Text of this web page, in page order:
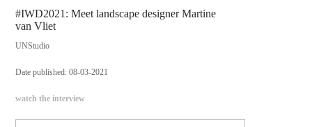
#IWD2021: Meet landscape designer Martine
van Vliet
UNStudio
Date published: 08-03-2021
watch the interview